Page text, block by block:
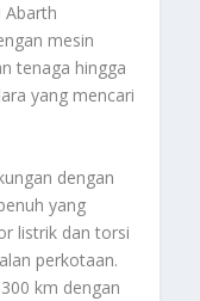
Abarth
mesin
tenaga hingga
yang mencari
dengan
yang
listrik dan torsi
perkotaan.
km dengan